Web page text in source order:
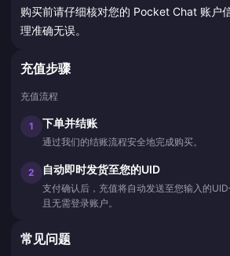
购买前请仔细核对您的 Pocket Chat 账户
理准确无误。
充值步骤
充值流程
1 下单并结账
通过我们的结账流程安全地完成购买。
2 自动即时发货至您的UID
支付确认后，充值将自动发送至您输入的
且无需登录账户。
常见问题